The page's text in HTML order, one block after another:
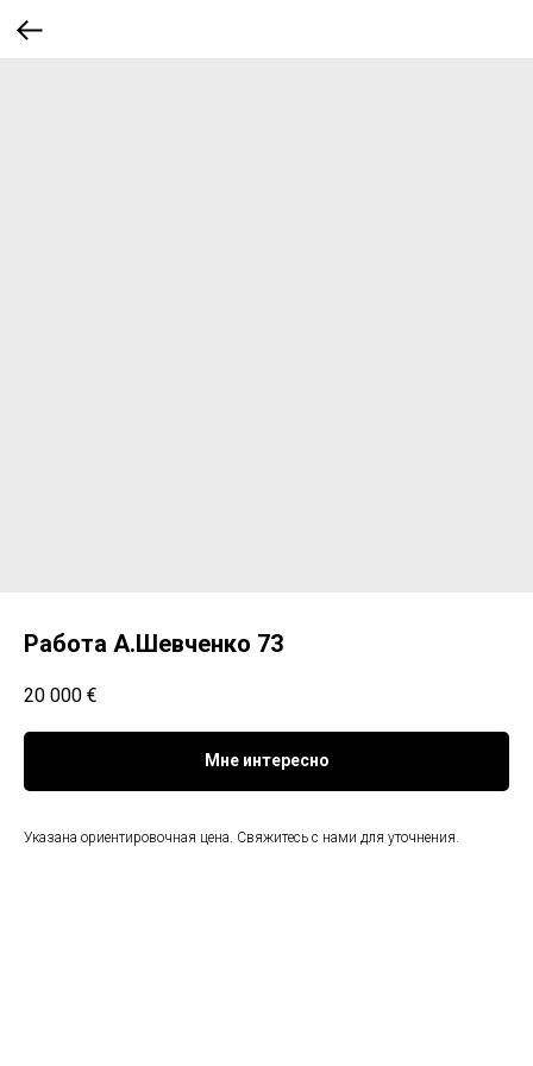
Работа А.Шевченко 73
20 000 €
Мне интересно
Указана ориентировочная цена. Свяжитесь с нами для уточнения.